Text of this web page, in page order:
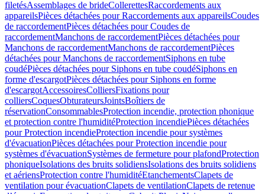
filetésAssemblages de brideCollerettesRaccordements aux
appareilsPièces détachées pour Raccordements aux appareilsCoudes
de raccordementPièces détachées pour Coudes de
raccordementManchons de raccordementPièces détachées pour
Manchons de raccordementManchons de raccordementPièces
détachées pour Manchons de raccordementSiphons en tube
coudéPièces détachées pour Siphons en tube coudéSiphons en
forme d'escargotPièces détachées pour Siphons en forme
d'escargotAccessoiresColliersFixations pour
colliersCoquesObturateursJointsBoîtiers de
réservationConsommablesProtection incendie, protection phonique
et protection contre l'humiditéProtection incendiePièces détachées
pour Protection incendieProtection incendie pour systèmes
d'évacuationPièces détachées pour Protection incendie pour
systèmes d'évacuationSystèmes de fermeture pour plafondProtection
phoniqueIsolations des bruits solidiensIsolations des bruits solidiens
et aériensProtection contre l'humiditéEtanchementsClapets de
ventilation pour évacuationClapets de ventilationClapets de retenue